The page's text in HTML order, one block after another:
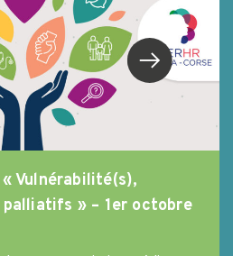
Vulnérabilité(s),
palliatifs » – 1er octobre